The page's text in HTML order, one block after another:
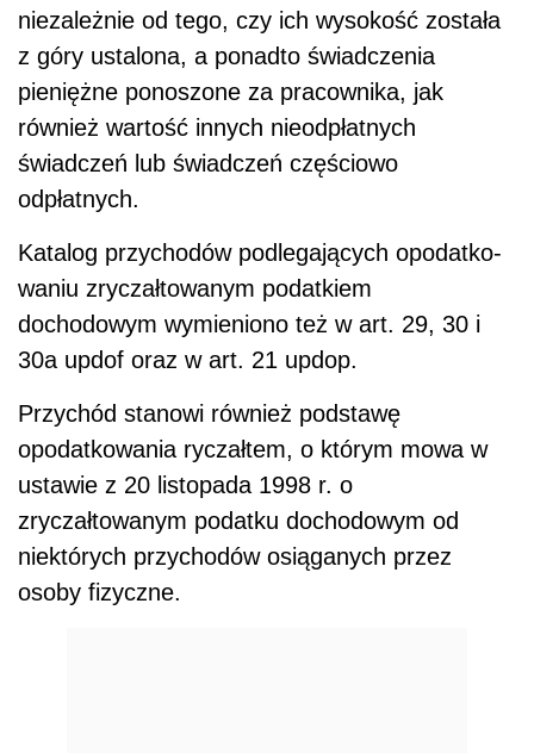
niezależnie od tego, czy ich wysokość została
z góry ustalo­na, a ponadto świadczenia
pieniężne ponoszone za pracownika, jak
również wartość innych nie­odpłatnych
świadczeń lub świadczeń częściowo
odpłatnych.
Katalog przychodów podlegających opodatko­
waniu zryczałtowanym podatkiem
dochodowym wymieniono też w art. 29, 30 i
30a updof oraz w art. 21 updop.
Przychód stanowi również podstawę
opodatkowa­nia ryczałtem, o którym mowa w
ustawie z 20 listo­pada 1998 r. o
zryczałtowanym podatku dochodo­wym od
niektórych przychodów osiąganych przez
osoby fizyczne.